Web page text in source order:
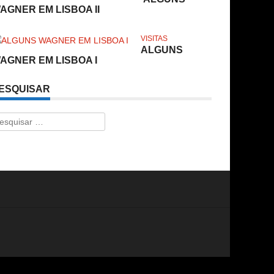
EM LISBOA II
VISITAS
ALGUNS
EM LISBOA I